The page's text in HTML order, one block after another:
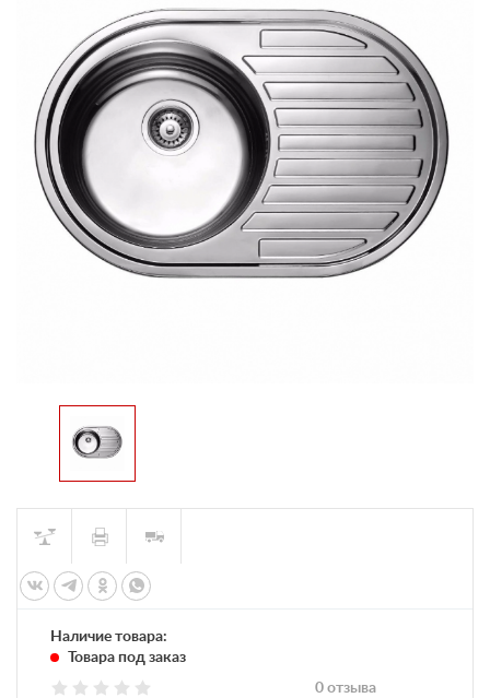
Наличие товара:
Товара под заказ
0 отзыва